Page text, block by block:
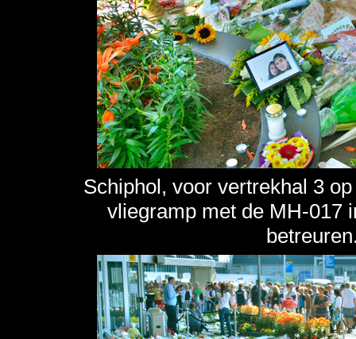
Schiphol, voor vertrekhal 3
vliegramp met de MH-017